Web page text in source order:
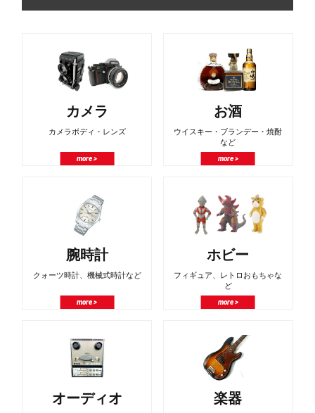
カメラ
カメラボディ・レンズ
more >
お酒
ウイスキー・ブランデー・焼酎
など
more >
腕時計
クォーツ時計、機械式時計など
more >
ホビー
フィギュア、レトロおもちゃな
ど
more >
オーディオ 楽器